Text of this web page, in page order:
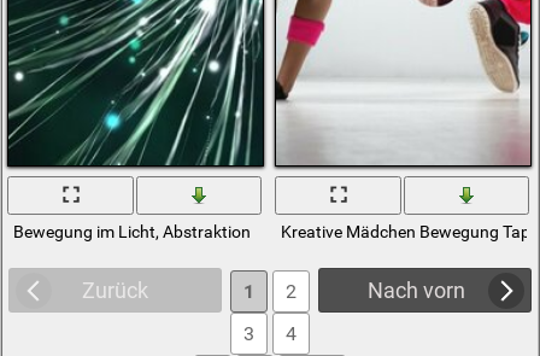
Bewegung im Licht, Abstraktion Kreative Mädchen Bewegung
Zurück Nach vorn
1
2
3
4